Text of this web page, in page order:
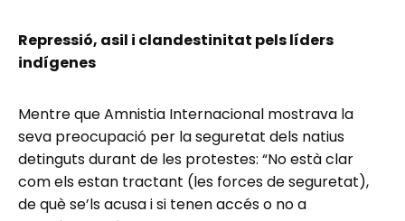
Repressió, asil i clandestinitat pels líders
indígenes
Mentre que Amnistia Internacional mostrava la
seva preocupació per la seguretat dels natius
detinguts durant de les protestes: “No està clar
com els estan tractant (les forces de seguretat),
de què se’ls acusa i si tenen accés o no a